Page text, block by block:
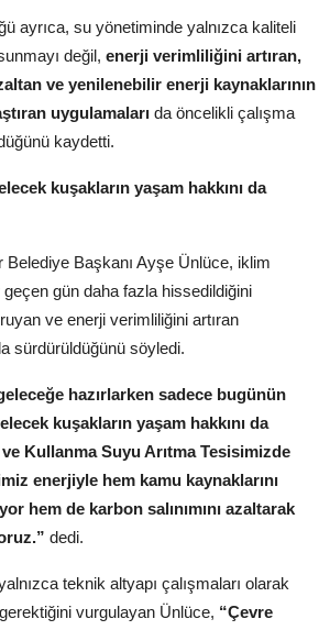
ayrıca, su yönetiminde yalnızca kaliteli
değil, enerji verimliliğini artıran,
ve yenilenebilir enerji kaynaklarının
uygulamaları da öncelikli çalışma
kaydetti.
kuşakların yaşam hakkını da
Başkanı Ayşe Ünlüce, iklim
gün daha fazla hissedildiğini
ve enerji verimliliğini artıran
sürdürüldüğünü söyledi.
hazırlarken sadece bugünün
kuşakların yaşam hakkını da
Kullanma Suyu Arıtma Tesisimizde
enerjiyle hem kamu kaynaklarını
hem de karbon salınımını azaltarak
dedi.
teknik altyapı çalışmaları olarak
vurgulayan Ünlüce, “Çevre